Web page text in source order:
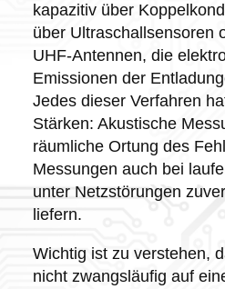
kapazitiv über
über Ultraschallsensoren
UHF-Antennen, die
Emissionen der
Jedes dieser Verfahren
Stärken: Akustische
räumliche Ortung des
Messungen auch bei
unter Netzstörungen
liefern.
Wichtig ist zu verstehen,
nicht zwangsläufig auf